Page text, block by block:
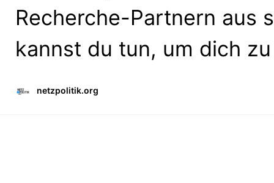
Recherche-Partnern aus
kannst du tun, um dich
netzpolitik.org